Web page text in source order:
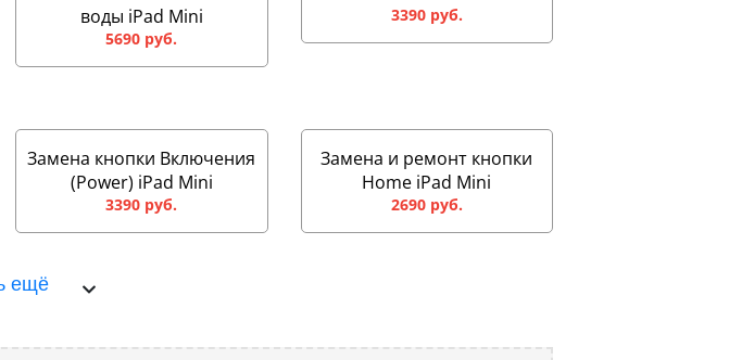
воды iPad Mini
5690 руб.
3390 руб.
Замена кнопки Включения
(Power) iPad Mini
3390 руб.
Замена и ремонт кнопки
Home iPad Mini
2690 руб.
ещё